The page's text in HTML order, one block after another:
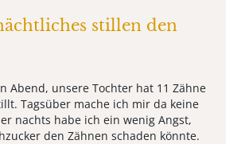
stillen den
Abend, unsere Tochter hat 11 Zähne
Tagsüber mache ich mir da keine
nachts habe ich ein wenig Angst,
den Zähnen schaden könnte.